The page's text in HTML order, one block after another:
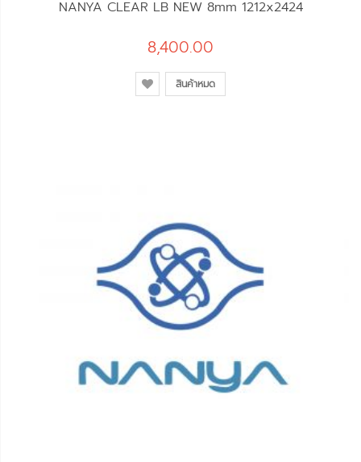
NANYA CLEAR LB NEW 8mm 1212x2424
8,400.00
สินค้าหมด